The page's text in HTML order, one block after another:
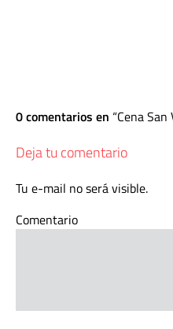
0 comentarios en Cena
Deja tu comentario
Tu e-mail no será visible.
Comentario